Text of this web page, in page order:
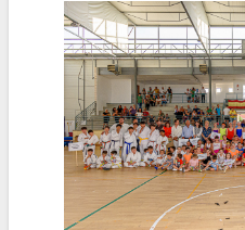
navegación